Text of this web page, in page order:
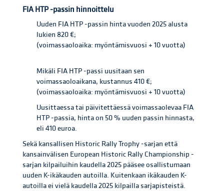
FIA HTP -passin hinnoittelu
Uuden FIA HTP -passin hinta vuoden 2025 alusta
lukien 820 €;
(voimassaoloaika: myöntämisvuosi + 10 vuotta)
Mikäli FIA HTP -passi uusitaan sen
voimassaoloaikana, kustannus 410 €;
(voimassaoloaika: myöntämisvuosi + 10 vuotta)
Uusittaessa tai päivitettäessä voimassaolevaa FIA
HTP -passia, hinta on 50 % uuden passin hinnasta,
eli 410 euroa.
Sekä kansallisen Historic Rally Trophy -sarjan että
kansainvälisen European Historic Rally Championship -
sarjan kilpailuihin kaudella 2025 pääsee osallistumaan
uuden K-ikäkauden autoilla. Kuitenkaan ikäkauden K-
autoilla ei vielä kaudella 2025 kilpailla sarjapisteistä.